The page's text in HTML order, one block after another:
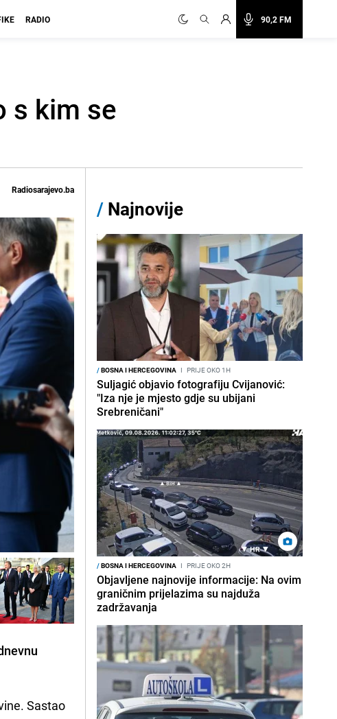
90,2 FM
RADIO
s kim se
Radiosarajevo.ba
Sastao
/ Najnovije
/BOSNA I HERCEGOVINA I PRIJE OKO 1H
Suljagić objavio fotografiju Cvijanović:
"Iza nje je mjesto gdje su ubijani
Srebreničani"
/BOSNA I HERCEGOVINA I PRIJE OKO 2H
Objavljene najnovije informacije: Na ovim
graničnim prijelazima su najduža
zadržavanja